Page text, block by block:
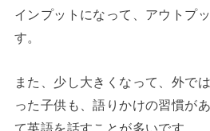
インプットになって、アウトプ
す。
また、少し大きくなって、外で
った子供も、語りかけの習慣が
て英語を話すことが多いです。